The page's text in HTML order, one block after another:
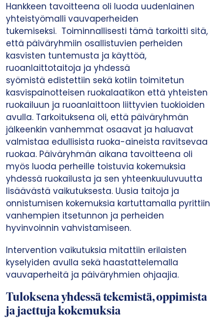
Hankkeen tavoitteena oli luoda uudenlainen
yhteistyömalli vauvaperheiden
tukemiseksi. Toiminnallisesti tämä tarkoitti sitä,
että päiväryhmiin osallistuvien perheiden
kasvisten tuntemusta ja käyttöä,
ruoanlaittotaitoja ja yhdessä
syömistä edistettiin sekä kotiin toimitetun
kasvispainotteisen ruokalaatikon että yhteisten
ruokailuun ja ruoanlaittoon liittyvien tuokioiden
avulla. Tarkoituksena oli, että päiväryhmän
jälkeenkin vanhemmat osaavat ja haluavat
valmistaa edullisista ruoka-aineista ravitsevaa
ruokaa. Päiväryhmän aikana tavoitteena oli
myös luoda perheille toistuvia kokemuksia
yhdessä ruokailusta ja sen yhteenkuuluvuutta
lisäävästä vaikutuksesta. Uusia taitoja ja
onnistumisen kokemuksia kartuttamalla pyrittiin
vanhempien itsetunnon ja perheiden
hyvinvoinnin vahvistamiseen.
Intervention vaikutuksia mitattiin erilaisten
kyselyiden avulla sekä haastattelemalla
vauvaperheitä ja päiväryhmien ohjaajia.
Tuloksena yhdessä tekemistä, oppimista
ja jaettuja kokemuksia